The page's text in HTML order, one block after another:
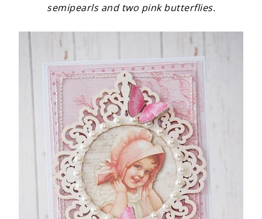
semipearls and two pink butterflies.